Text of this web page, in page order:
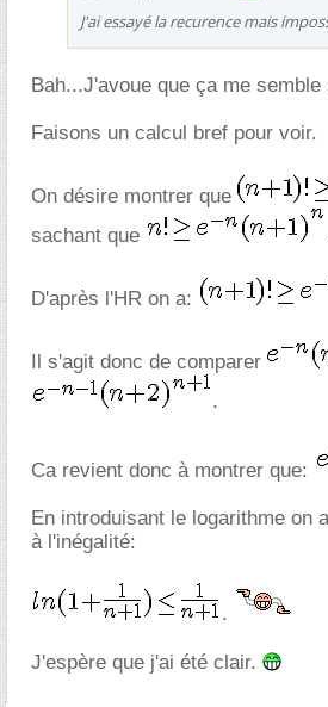
J'ai essayé la recurence mais
Bah...J'avoue que ça me semble
Faisons un calcul bref pour voir.
On désire montrer que
sachant que
D'après l'HR on a:
Il s'agit donc de comparer
.
Ca revient donc à montrer que:
En introduisant le logarithme on
à l'inégalité:
.
J'espère que j'ai été clair.